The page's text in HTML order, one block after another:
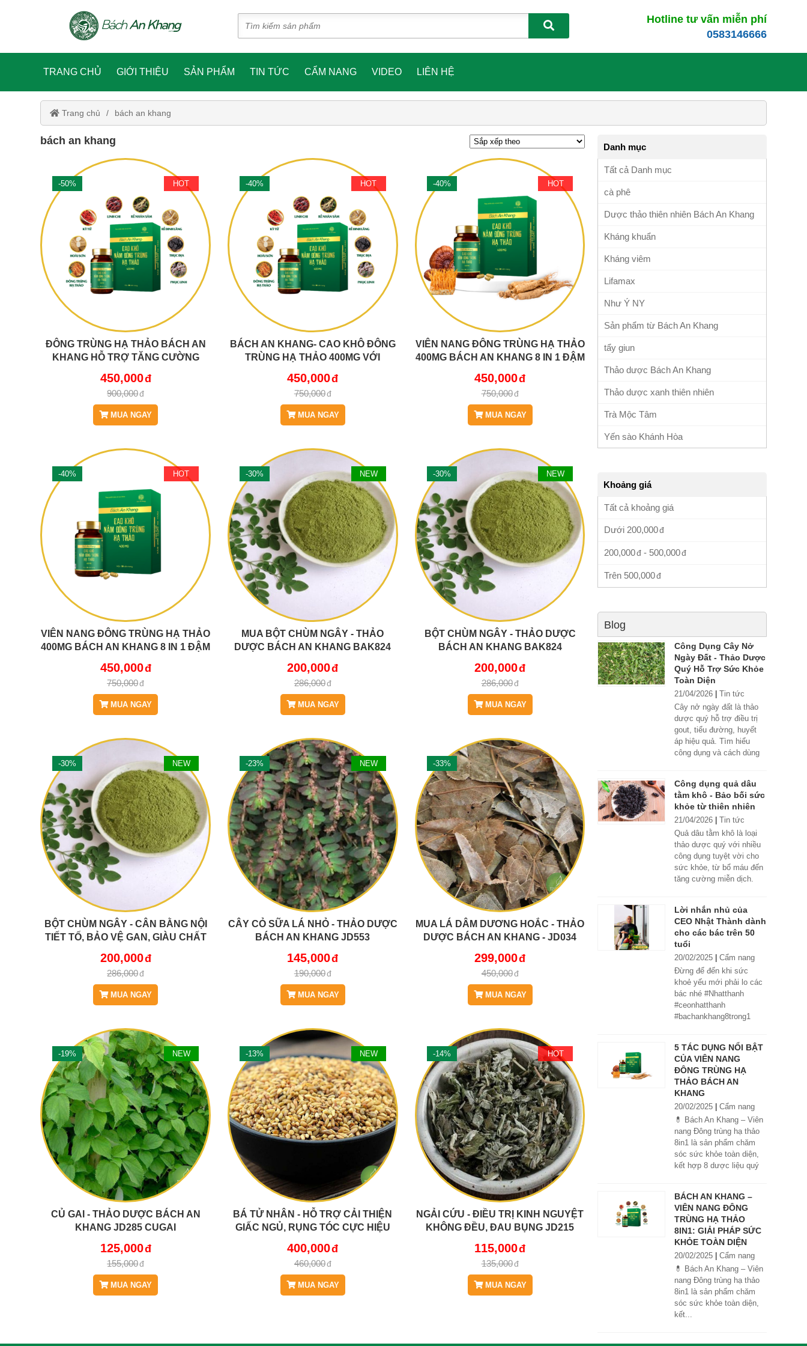
Hotline tư vấn miễn phí
0583146666
TRANG CHỦ GIỚI THIỆU SẢN PHẨM TIN TỨC CẨM NANG VIDEO LIÊN HỆ
Trang chủ bách an khang
bách an khang
-50% HOT
ĐÔNG TRÙNG HẠ THẢO BÁCH AN
KHANG HỖ TRỢ TĂNG CƯỜNG
VIÊN)
450,000
900,000
MUA NGAY
-40% HOT
BÁCH AN KHANG- CAO KHÔ ĐÔNG
TRÙNG HẠ THẢO 400MG VỚI
10 GIÚP KHOẺ TỪ BÊN TRONG BẢO
VỆ GIA ĐÌNH BẠN
450,000
750,000
MUA NGAY
-40% HOT
VIÊN NANG ĐÔNG TRÙNG HẠ THẢO
400MG BÁCH AN KHANG 8 IN 1 ĐẬM
TRONG
450,000
750,000
MUA NGAY
-40% HOT
VIÊN NANG ĐÔNG TRÙNG HẠ THẢO
400MG BÁCH AN KHANG 8 IN 1 ĐẬM
TRONG BẢO VỆ GIA ĐÌNH BẠN
450,000
750,000
MUA NGAY
-30% NEW
MUA BỘT CHÙM NGÂY - THẢO
DƯỢC BÁCH AN KHANG BAK824
200,000
286,000
MUA NGAY
-30% NEW
BỘT CHÙM NGÂY - THẢO DƯỢC
BÁCH AN KHANG BAK824
200,000
286,000
MUA NGAY
-30% NEW
BỘT CHÙM NGÂY - CÂN BẰNG NỘI
TIẾT TỐ, BẢO VỆ GAN, GIÀU CHẤT
BAK824
200,000
286,000
MUA NGAY
-23% NEW
CÂY CỎ SỮA LÁ NHỎ - THẢO DƯỢC
BÁCH AN KHANG JD553
145,000
190,000
MUA NGAY
-33%
MUA LÁ DÂM DƯƠNG HOẮC - THẢO
DƯỢC BÁCH AN KHANG - JD034
299,000
450,000
MUA NGAY
-19% NEW
CỦ GAI - THẢO DƯỢC BÁCH AN
KHANG JD285 CUGAI
125,000
155,000
MUA NGAY
-13% NEW
BÁ TỬ NHÂN - HỖ TRỢ CẢI THIỆN
GIẤC NGỦ, RỤNG TÓC CỰC HIỆU
400,000
460,000
MUA NGAY
-14% HOT
NGẢI CỨU - ĐIỀU TRỊ KINH NGUYỆT
KHÔNG ĐỀU, ĐAU BỤNG JD215
115,000
135,000
MUA NGAY
Danh mục
Tất cả Danh mục
cà phê
Dược thảo thiên nhiên Bách An Khang
Kháng khuẩn
Kháng viêm
Lifamax
Như Ý NY
Sản phẩm từ Bách An Khang
tẩy giun
Thảo dược Bách An Khang
Thảo dược xanh thiên nhiên
Trà Mộc Tâm
Yến sào Khánh Hòa
Khoảng giá
Tất cả khoảng giá
Dưới 200,000
200,000 - 500,000
Trên 500,000
Blog
Công Dụng Cây Nở
Ngày Đất - Thảo Dược
Quý Hỗ Trợ Sức Khỏe
Toàn Diện
21/04/2026
Tin tức
Cây nở ngày đất là thảo
dược quý hỗ trợ điều trị
gout, tiểu đường, huyết
áp hiệu quả. Tìm hiểu
công dụng và cách dùng
Công dụng quả dâu
tằm khô - Bảo bối sức
khỏe từ thiên nhiên
21/04/2026
Tin tức
Quả dâu tằm khô là loại
thảo dược quý với nhiều
công dụng tuyệt vời cho
sức khỏe, từ bổ máu đến
tăng cường miễn dịch.
Lời nhắn nhủ của
CEO Nhật Thành dành
cho các bác trên 50
tuổi
20/02/2025
Cẩm nang
Đừng để đến khi sức
khoẻ yếu mới phải lo các
bác nhé #Nhatthanh
#ceonhatthanh
#bachankhang8trong1
#khoetubentrong
#nhatthanhbak
5 TÁC DỤNG NỔI BẬT
CỦA VIÊN NANG
ĐÔNG TRÙNG HẠ
THẢO BÁCH AN
KHANG
20/02/2025
Cẩm nang
💊 Bách An Khang – Viên
nang Đông trùng hạ thảo
8in1 là sản phẩm chăm
sóc sức khỏe toàn diện,
kết hợp 8 dược liệu quý
ngủ ngon, giảm mệt mỏi.
Sản phẩm được sản xuất
tại nhà máy đạt chuẩn
GMP, sử dụng công nghệ
cao khô đậm đặc gấp 10
lần, giúp hấp thu nhanh và
hiệu quả hơn.
BÁCH AN KHANG –
VIÊN NANG ĐÔNG
TRÙNG HẠ THẢO
8IN1: GIẢI PHÁP SỨC
KHỎE TOÀN DIỆN
20/02/2025
Cẩm nang
💊 Bách An Khang – Viên
nang Đông trùng hạ thảo
8in1 là sản phẩm chăm
sóc sức khỏe toàn diện,
kết...